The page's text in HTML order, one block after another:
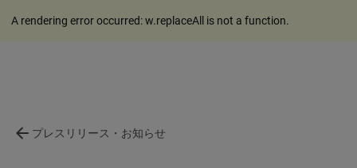
A rendering error occurred:w.replaceAll is not a function.
arrow_back プレスリリース・お知らせ